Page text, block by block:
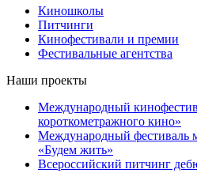
Киношколы
Питчинги
Кинофестивали и премии
Фестивальные агентства
Наши проекты
Международный
короткометражного кино»
Международный фестиваль
«Будем жить»
Всероссийский питчинг